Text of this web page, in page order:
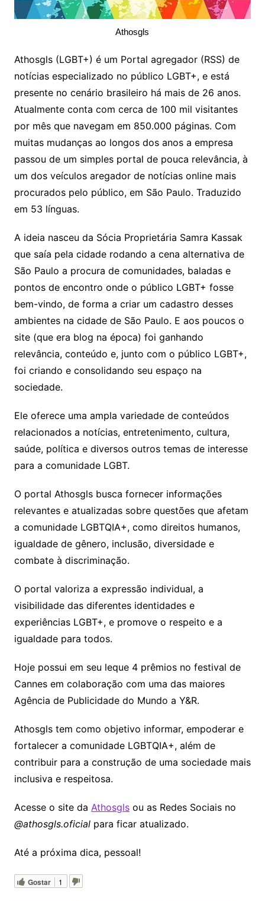
Athosgls
Athosgls (LGBT+) é um Portal agregador (RSS) de
notícias especializado no público LGBT+, e está
presente no cenário brasileiro há mais de 26 anos.
Atualmente conta com cerca de 100 mil visitantes
por mês que navegam em 850.000 páginas. Com
muitas mudanças ao longos dos anos a empresa
passou de um simples portal de pouca relevância, à
um dos veículos aregador de notícias online mais
procurados pelo público, em São Paulo. Traduzido
em 53 línguas.
A ideia nasceu da Sócia Proprietária Samra Kassak
que saía pela cidade rodando a cena alternativa de
São Paulo a procura de comunidades, baladas e
pontos de encontro onde o público LGBT+ fosse
bem-vindo, de forma a criar um cadastro desses
ambientes na cidade de São Paulo. E aos poucos o
site (que era blog na época) foi ganhando
relevância, conteúdo e, junto com o público LGBT+,
foi criando e consolidando seu espaço na
sociedade.
Ele oferece uma ampla variedade de conteúdos
relacionados a notícias, entretenimento, cultura,
saúde, política e diversos outros temas de interesse
para a comunidade LGBT.
O portal Athosgls busca fornecer informações
relevantes e atualizadas sobre questões que afetam
a comunidade LGBTQIA+, como direitos humanos,
igualdade de gênero, inclusão, diversidade e
combate à discriminação.
O portal valoriza a expressão individual, a
visibilidade das diferentes identidades e
experiências LGBT+, e promove o respeito e a
igualdade para todos.
Hoje possui em seu leque 4 prêmios no festival de
Cannes em colaboração com uma das maiores
Agência de Publicidade do Mundo a Y&R.
Athosgls tem como objetivo informar, empoderar e
fortalecer a comunidade LGBTQIA+, além de
contribuir para a construção de uma sociedade mais
inclusiva e respeitosa.
Acesse o site da Athosglsou as Redes Sociais no
@athosgls.oficialpara ficar atualizado.
Até a próxima dica, pessoal!
Gostar 1